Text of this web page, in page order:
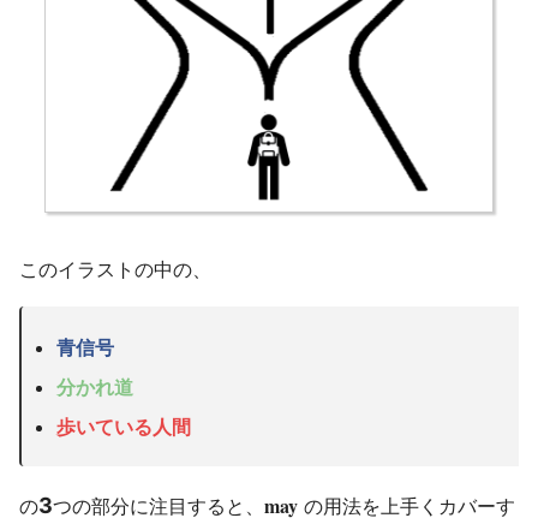
このイラストの中の、
青信号
分かれ道
歩いている人間
の3つの部分に注目すると、 may の用法を上手くカバーす